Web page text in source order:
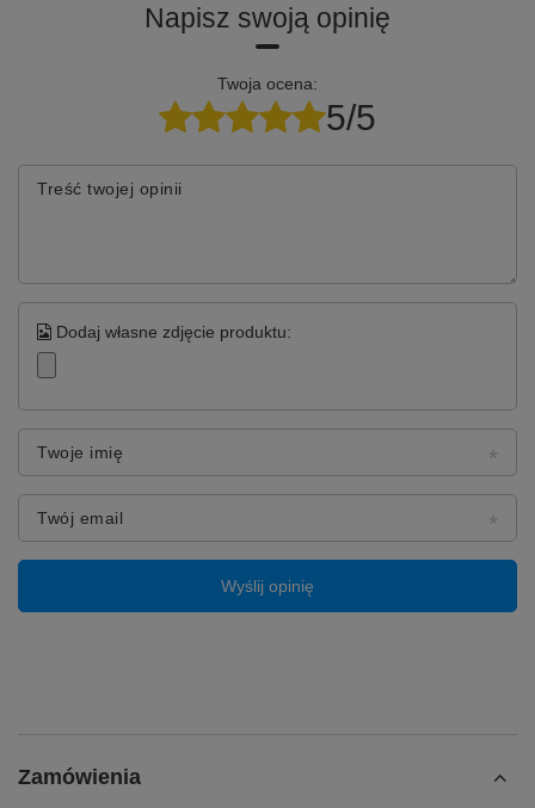
Napisz swoją opinię
Twoja ocena:
5/5
Treść twojej opinii
Dodaj własne zdjęcie produktu:
Twoje imię
Twój email
Wyślij opinię
Zamówienia